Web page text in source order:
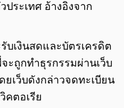
ระเทศ อ้างอิงจาก
บเงินสดและบัตรเครดิต
ะถูกทำธุรกรรมผ่านเว็บ
ยเว็บดังกล่าวจดทะเบียน
คตอเรีย